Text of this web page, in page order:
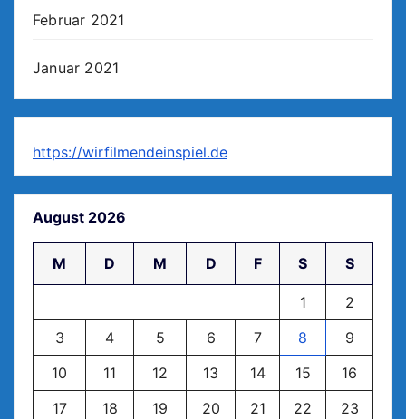
Februar 2021
Januar 2021
https://wirfilmendeinspiel.de
August 2026
M D M D F S S
1
2
3
4 5 6 7 8
9
10
11 12 13 14 15
16
17
18 19 20 21 22
23